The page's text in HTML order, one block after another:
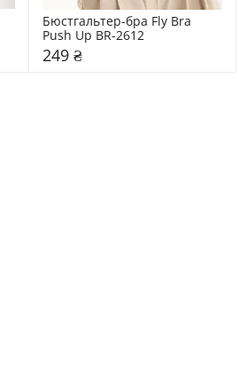
Бюстгальтер-бра Fly Bra
Рush Up BR-2612
249 ₴